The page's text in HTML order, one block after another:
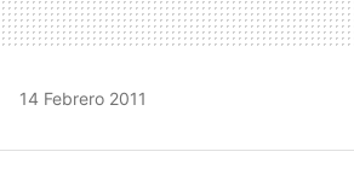
14 Febrero 2011